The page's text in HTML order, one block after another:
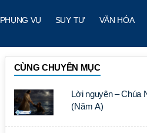
PHỤNG VỤ SUY TƯ VĂN HÓA
CÙNG CHUYÊN MỤC
Lời nguyện – Chúa
(Năm A)